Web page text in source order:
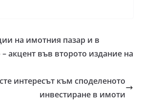
на имотния пазар и в
– акцент във второто издание на
интересът към споделеното
инвестиране в имоти